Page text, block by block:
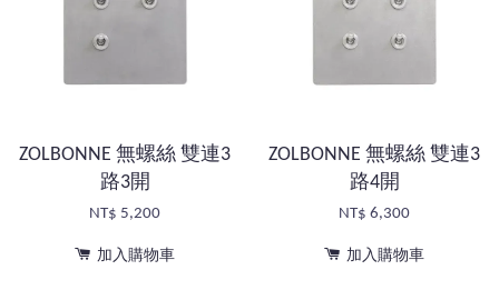
ZOLBONNE 無螺絲 雙連3
路3開
NT$ 5,200
加入購物車
ZOLBONNE 無螺絲 雙連3
路4開
NT$ 6,300
加入購物車